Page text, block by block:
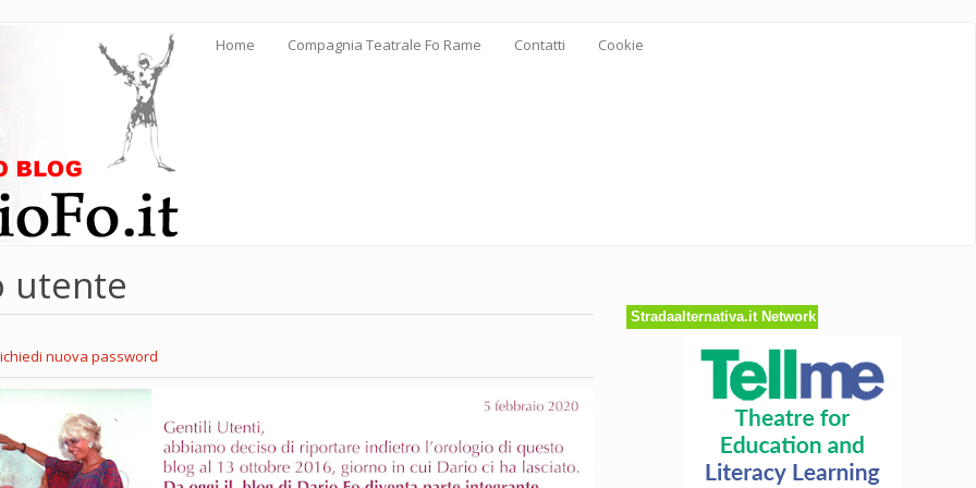
Home Compagnia Teatrale Fo Rame Contatti Cookie
utente
nuova password
Stradaalternativa.it Network